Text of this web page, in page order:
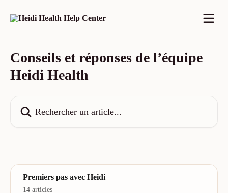
Conseils et réponses de l’équipe
Heidi Health
Premiers pas avec Heidi
14 articles